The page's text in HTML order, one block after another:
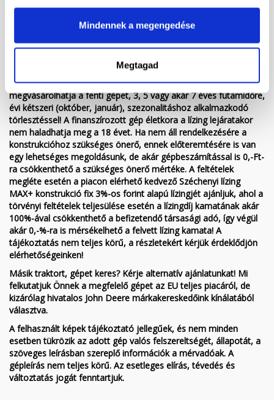
Mindennek a megengedése
Megtagad
Kedvező finanszírozási lehetőségek (hitel/lízing), akár 10%
önerőtől, 9 pénzintézet kínálatából az Ön számára legkedvezőbb
megoldást kiválasztva. A tájékoztatás nem teljes körű, kérjük
érdeklődjön elérhetőségeinken!
*Lízing akciónk keretében most akár évi fix 3 %-os lízingre is
megvásárolhatja a fenti gépet, 3, 5 vagy akár 7 éves futamidőre,
évi kétszeri (október, január), szezonalitáshoz alkalmazkodó
törlesztéssel! A finanszírozott gép életkora a lízing lejáratakor
nem haladhatja meg a 18 évet. Ha nem áll rendelkezésére a
konstrukcióhoz szükséges önerő, ennek előteremtésére is van
egy lehetséges megoldásunk, de akár gépbeszámítással is 0,-Ft-
ra csökkenthető a szükséges önerő mértéke. A feltételek
megléte esetén a piacon elérhető kedvező Széchenyi lízing
MAX+ konstrukció fix 3%-os forint alapú lízingjét ajánljuk, ahol a
törvényi feltételek teljesülése esetén a lízingdíj kamatának akár
100%-ával csökkenthető a befizetendő társasági adó, így végül
akár 0,-%-ra is mérsékelhető a felvett lízing kamata! A
tájékoztatás nem teljes körű, a részletekért kérjük érdeklődjön
elérhetőségeinken!
Másik traktort, gépet keres? Kérje alternatív ajánlatunkat! Mi
felkutatjuk Önnek a megfelelő gépet az EU teljes piacáról, de
kizárólag hivatalos John Deere márkakereskedőink kínálatából
választva.
A felhasznált képek tájékoztató jellegűek, és nem minden
esetben tükrözik az adott gép valós felszereltségét, állapotát, a
szöveges leírásban szereplő információk a mérvadóak. A
gépleírás nem teljes körű. Az esetleges elírás, tévedés és
változtatás jogát fenntartjuk.